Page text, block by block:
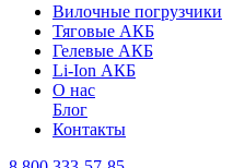
Вилочные погрузчики
Тяговые АКБ
Гелевые АКБ
Li-Ion АКБ
О нас
Блог
Контакты